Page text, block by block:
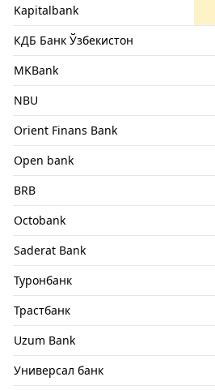
Kapitalbank
КДБ Банк Ўзбекистон
MKBank
NBU
Orient Finans Bank
Open bank
BRB
Octobank
Saderat Bank
Туронбанк
Трастбанк
Uzum Bank
Универсал банк